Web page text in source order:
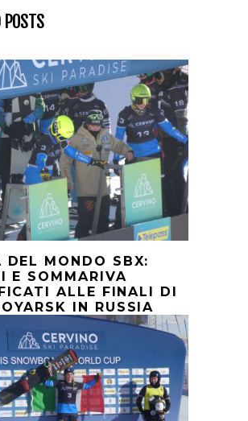
POSTS
DEL MONDO SBX:
E SOMMARIVA
ALLE FINALI DI
IN RUSSIA